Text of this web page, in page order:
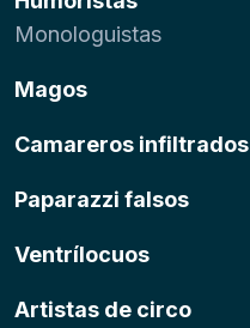
Monologuistas
Magos
Camareros infiltrados
Paparazzi falsos
Ventrílocuos
Artistas de circo